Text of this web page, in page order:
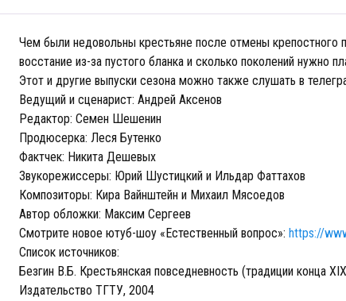
Чем были недовольны крестьяне после отмены крепостного
восстание из-за пустого бланка и сколько поколений нужно
Этот и другие выпуски сезона можно также слушать в
Ведущий и сценарист: Андрей Аксенов
Редактор: Семен Шешенин
Продюсерка: Леся Бутенко
Фактчек: Никита Дешевых
Звукорежиссеры: Юрий Шустицкий и Ильдар Фаттахов
Композиторы: Кира Вайнштейн и Михаил Мясоедов
Автор обложки: Максим Сергеев
Смотрите новое ютуб-шоу «Естественный вопрос»: https://
Список источников:
Безгин В.Б. Крестьянская повседневность (традиции конца
Издательство ТГТУ, 2004